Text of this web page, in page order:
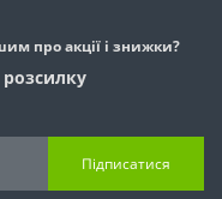
про акції і знижки?
Підписатися